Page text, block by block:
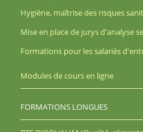
Hygiène, maîtrise des risques
Mise en place de jurys d'analyse
Formations pour les salariés
Modules de cours en ligne
FORMATIONS LONGUES